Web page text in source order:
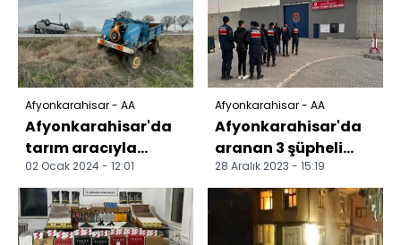
Afyonkarahisar - AA
Afyonkarahisar'da
tarım aracıyla
çarpışan
otomobildeki 3 kişi
yaralandı
02 Ocak 2024 - 12:01
Afyonkarahisar - AA
Afyonkarahisar'da
aranan 3 şüpheli
yakalandı
28 Aralık 2023 - 15:19